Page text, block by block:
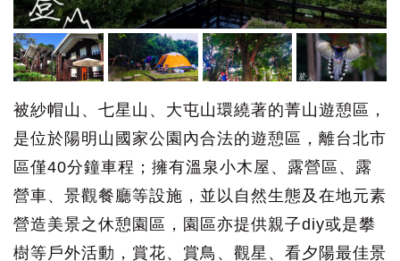
被紗帽山、七星山、大屯山環繞著的菁山遊憩區，
是位於陽明山國家公園內合法的遊憩區，離台北市
區僅40分鐘車程；擁有溫泉小木屋、露營區、露
營車、景觀餐廳等設施，並以自然生態及在地元素
營造美景之休憩園區，園區亦提供親子diy或是攀
樹等戶外活動，賞花、賞鳥、觀星、看夕陽最佳景